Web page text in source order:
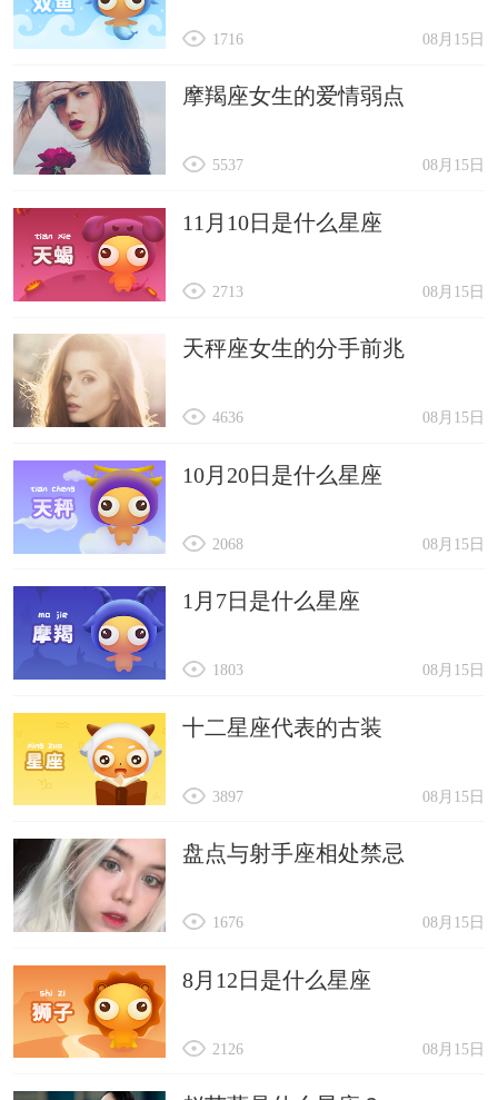
08月15日
1716
摩羯座女生的爱情弱点
08月15日
5537
11月10日是什么星座
08月15日
2713
天秤座女生的分手前兆
08月15日
4636
10月20日是什么星座
08月15日
2068
1月7日是什么星座
08月15日
1803
十二星座代表的古装
08月15日
3897
盘点与射手座相处禁忌
08月15日
1676
8月12日是什么星座
08月15日
2126